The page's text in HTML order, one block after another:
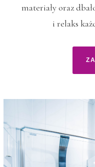
materiały oraz
i relaks